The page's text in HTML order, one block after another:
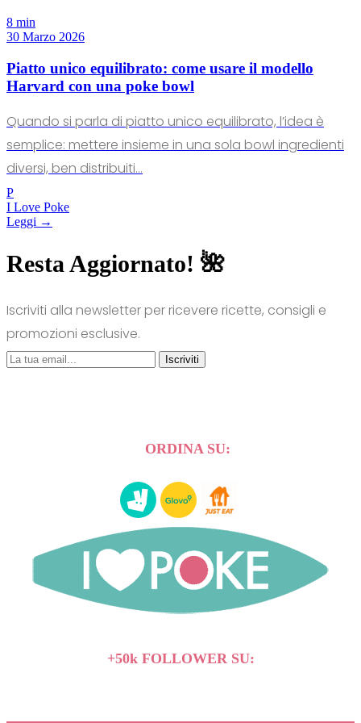
8 min
30 Marzo 2026
Piatto unico equilibrato: come usare il modello
Harvard con una poke bowl
Quando si parla di piatto unico equilibrato, l’idea è
semplice: mettere insieme in una sola bowl ingredienti
diversi, ben distribuiti...
P
I Love Poke
Leggi →
Resta Aggiornato! 🌺
Iscriviti alla newsletter per ricevere ricette, consigli e
promozioni esclusive.
Iscriviti
ORDINA SU:
+50k FOLLOWER SU: